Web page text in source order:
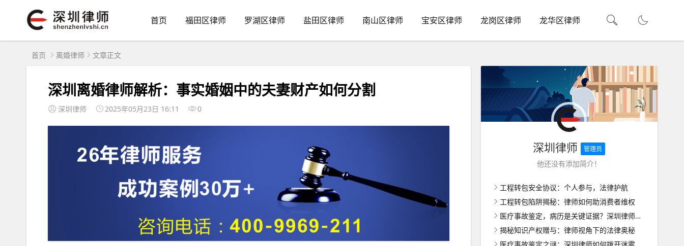
首页 福田区律师 罗湖区律师 盐田区律师 南山区律师 宝安区律师 龙岗区律师 龙华区律师
首页 离婚律师 文章正文
深圳离婚律师解析：事实婚姻中的夫妻财产如何分割
深圳律师 2025年05月23日 16:11 0
深圳律师 管理员
他还没有添加简介！
工程转包安全协议：个人参与，法律护航
工程转包陷阱揭秘：律师如何助消费者维权
医疗事故鉴定，病历是关键证据？深圳律师带你揭秘
揭秘知识产权赠与：律师视角下的法律奥秘